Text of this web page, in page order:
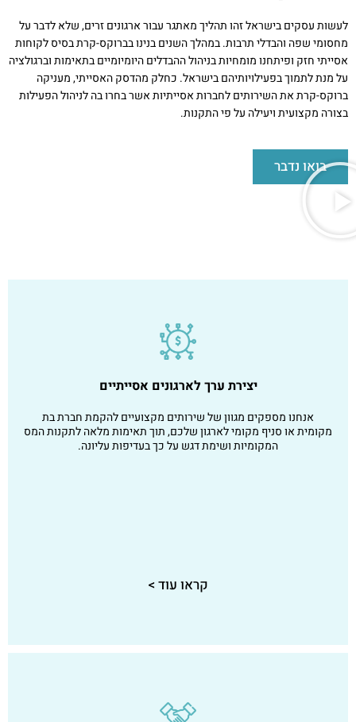
לעשות עסקים בישראל זהו תהליך מאתגר עבור ארגונים זרים, שלא לדבר על
מחסומי שפה והבדלי תרבות. במהלך השנים בנינו בברוקס-קרת בסיס לקוחות
אסייתי חזק ופיתחנו מומחיות בניהול ההבדלים היומיומיים בתאימות וברגולציה
על מנת לתמוך בפעילויותיהם בישראל. כחלק מהדסק האסייתי, מעניקה
ברוקס-קרת את השירותים לחברות אסייתיות אשר בחרו בה לניהול הפעילות
בצורה מקצועית ויעילה על פי התקנות.
בואו נדבר
יצירת ערך לארגונים אסייתיים
אנחנו מספקים מגוון של שירותים מקצועיים להקמת חברת בת
מקומית או סניף מקומי לארגון שלכם, תוך תאימות מלאה לתקנות המס
המקומיות ושימת דגש על כך בעדיפות עליונה.
קראו עוד >